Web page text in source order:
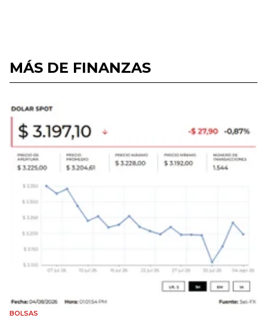
MÁS DE FINANZAS
BOLSAS